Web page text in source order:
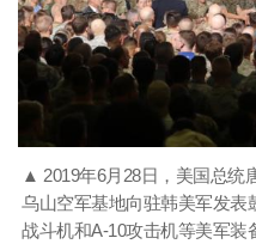
▲ 2019年6月28日，美国总统
乌山空军基地向驻韩美军发表
战斗机和A-10攻击机等美军装